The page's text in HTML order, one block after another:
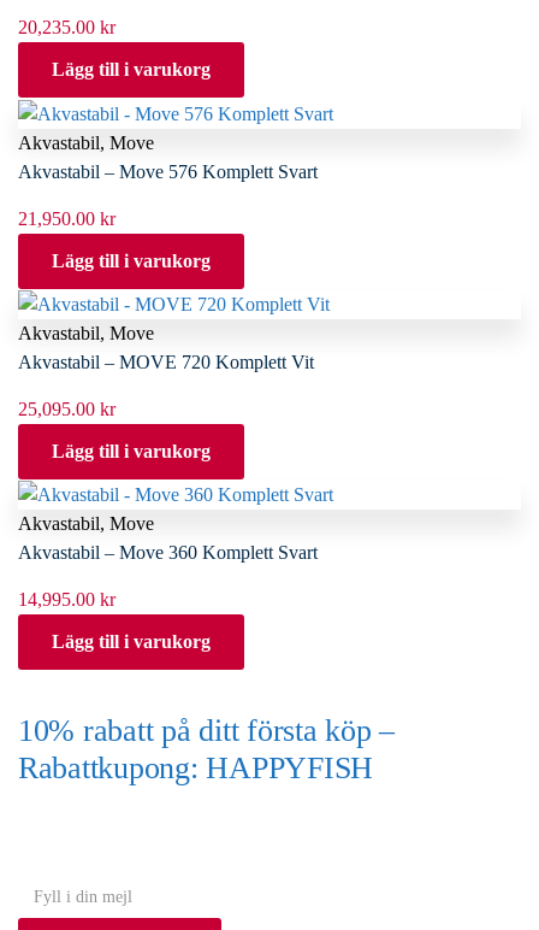
20,235.00 kr
Lägg till i varukorg
Akvastabil, Move
Akvastabil – Move 576 Komplett Svart
21,950.00 kr
Lägg till i varukorg
Akvastabil, Move
Akvastabil – MOVE 720 Komplett Vit
25,095.00 kr
Lägg till i varukorg
Akvastabil, Move
Akvastabil – Move 360 Komplett Svart
14,995.00 kr
Lägg till i varukorg
10% rabatt på ditt första köp –
Rabattkupong: HAPPYFISH
o